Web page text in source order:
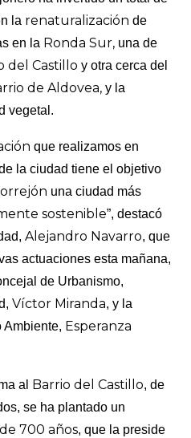
la renaturalización de
en la Ronda Sur, una de
del Castillo y otra cerca del
de Aldovea, y la
vegetal.
que realizamos en
la ciudad tiene el objetivo
una ciudad más
sostenible”, destacó
Alejandro Navarro, que
actuaciones esta mañana,
de Urbanismo,
Víctor Miranda, y la
Ambiente, Esperanza
al Barrio del Castillo, de
se ha plantado un
700 años, que la preside